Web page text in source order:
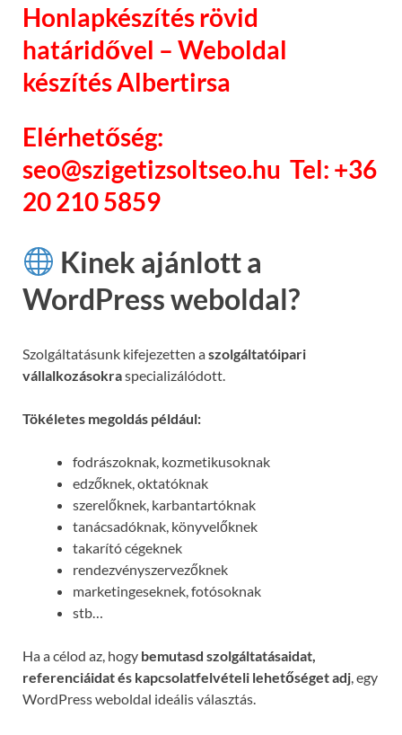
Honlapkészítés rövid
határidővel – Weboldal
készítés Albertirsa
Elérhetőség:
seo@szigetizsoltseo.hu Tel: +36
20 210 5859
Kinek ajánlott a
WordPress weboldal?
Szolgáltatásunk kifejezetten aszolgáltatóipari
vállalkozásokraspecializálódott.
Tökéletes megoldás például:
fodrászoknak, kozmetikusoknak
edzőknek, oktatóknak
szerelőknek, karbantartóknak
tanácsadóknak, könyvelőknek
takarító cégeknek
rendezvényszervezőknek
marketingeseknek, fotósoknak
stb…
Ha a célod az, hogy bemutasd szolgáltatásaidat,
referenciáidat és kapcsolatfelvételi lehetőséget adj , egy
WordPress weboldal ideális választás.